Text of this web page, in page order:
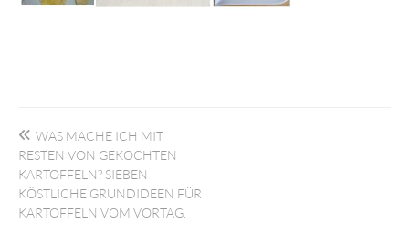
Beitragsnavigation
WAS MACHE ICH MIT
RESTEN VON GEKOCHTEN
KARTOFFELN? SIEBEN
KÖSTLICHE GRUNDIDEEN FÜR
KARTOFFELN VOM VORTAG.